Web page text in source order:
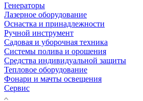
Генераторы
Лазерное оборудование
Оснастка и принадлежности
Ручной инструмент
Садовая и уборочная техника
Системы полива и орошения
Средства индивидуальной защиты
Тепловое оборудование
Фонари и мачты освещения
Сервис